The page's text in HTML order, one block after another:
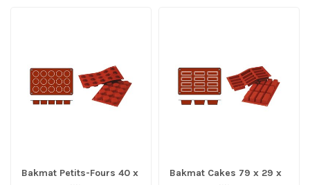
Bakmat Petits-Fours 40 x
Bakmat Cakes 79 x 29 x